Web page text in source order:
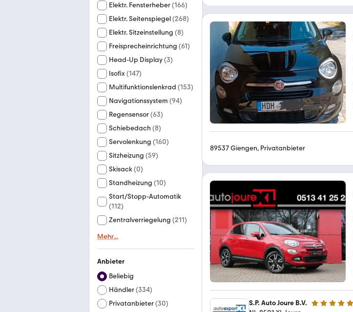
Elektr. Fensterheber(166)
Elektr. Seitenspiegel(268)
Elektr. Sitzeinstellung (8)
Freisprecheinrichtung (61)
Head-Up Display(3)
Isofix(147)
Multifunktionslenkrad (153)
Navigationssystem (94)
Regensensor(63)
Schiebedach (8)
Servolenkung (160)
Sitzheizung (59)
Skisack(0)
Standheizung (10)
Start/Stopp-Automatik
(112)
Zentralverriegelung (211)
Mehr...
Anbieter
Beliebig
Händler(334)
Privatanbieter(30)
89537 Giengen, Privatanbieter
S.P. Auto Joure B.V. 4.8 Sterne